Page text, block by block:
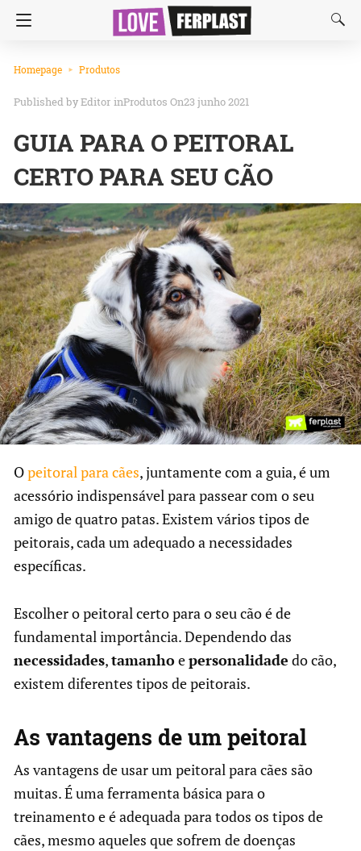
Homepage Produtos
Editor inProdutos On23 junho 2021
GUIA PARA O PEITORAL
CERTO PARA SEU CÃO
Opeitoral para cães, juntamente com a guia, é um
acessório indispensável para passear com o seu
amigo de quatro patas. Existem vários tipos de
peitorais, cada um adequado a necessidades
específicas.
Escolher o peitoral certo para o seu cão é de
fundamental importância. Dependendo das
necessidades,tamanhoepersonalidade do cão,
existem diferentes tipos de peitorais.
As vantagens de um peitoral
As vantagens de usar um peitoral para cães são
muitas. É uma ferramenta básica para o
treinamento e é adequada para todos os tipos de
cães, mesmo aqueles que sofrem de doenças